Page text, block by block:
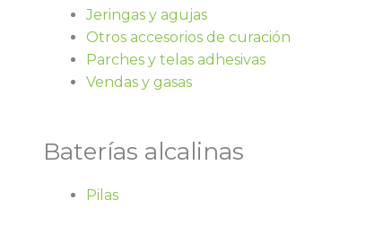
Jeringas y agujas
Otros accesorios de curación
Parches y telas adhesivas
Vendas y gasas
Baterías alcalinas
Pilas